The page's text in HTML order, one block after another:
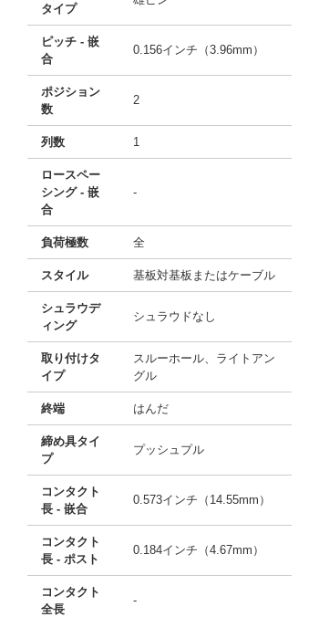
タイプ
ピッチ - 嵌
合
0.156インチ（3.96mm）
ポジション
数
2
列数 1
ロースペー
シング - 嵌
合
-
負荷極数 全
スタイル 基板対基板またはケーブル
シュラウデ
ィング
シュラウドなし
取り付けタ
イプ
スルーホール、ライトアン
グル
終端 はんだ
締め具タイ
プ
プッシュプル
コンタクト
長 - 嵌合
0.573インチ（14.55mm）
コンタクト
長 - ポスト
0.184インチ（4.67mm）
コンタクト
全長
-